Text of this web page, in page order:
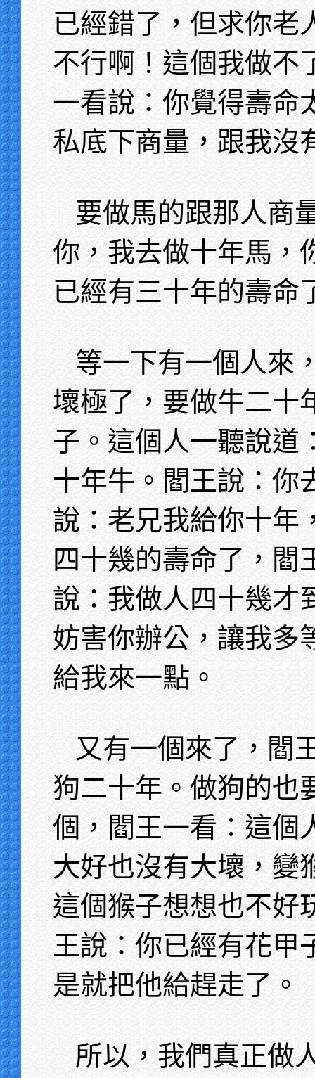
已經錯了，但求你老
不行啊！這個我做不
一看說：你覺得壽命
私底下商量，跟我沒
要做馬的跟那人商
你，我去做十年馬，
已經有三十年的壽命
等一下有一個人來
壞極了，要做牛二十
子。這個人一聽說道
十年牛。閻王說：你
說：老兄我給你十年
四十幾的壽命了，閻
說：我做人四十幾才
妨害你辦公，讓我多
給我來一點。
又有一個來了，閻
狗二十年。做狗的也
個，閻王一看：這個
大好也沒有大壞，變
這個猴子想想也不好
王說：你已經有花甲
是就把他給趕走了。
所以，我們真正做